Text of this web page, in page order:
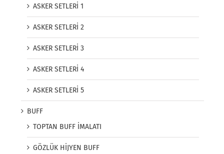
ASKER SETLERİ 1
ASKER SETLERİ 2
ASKER SETLERİ 3
ASKER SETLERİ 4
ASKER SETLERİ 5
BUFF
TOPTAN BUFF İMALATI
GÖZLÜK HİJYEN BUFF